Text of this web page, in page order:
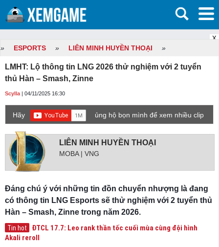
X
» ESPORTS » LIÊN MINH HUYỀN THOẠI »
LMHT: Lộ thông tin LNG 2026 thử nghiệm với 2 tuyển
thủ Hàn – Smash, Zinne
Scylla | 04/11/2025 16:30
Hãy
ủng hộ bọn mình để xem nhiều clip
LIÊN MINH HUYỀN THOẠI
MOBA | VNG
Đáng chú ý với những tin đồn chuyển nhượng là đang
có thông tin LNG Esports sẽ thử nghiệm với 2 tuyển thủ
Hàn – Smash, Zinne trong năm 2026.
Tin hot
ĐTCL 17.7: Leo rank thần tốc cuối mùa cùng đội hình
Akali reroll